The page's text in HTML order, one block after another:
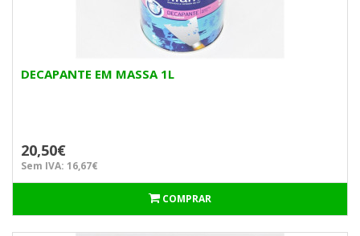
DECAPANTE EM MASSA 1L
20,50€
Sem IVA: 16,67€
COMPRAR